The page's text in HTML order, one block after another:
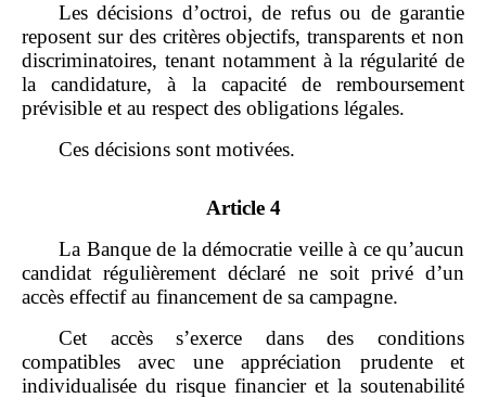
Les décisions d’octroi, de refus ou de garantie
reposent sur des critères objectifs, transparents et non
discriminatoires, tenant notamment à la régularité de
la candidature, à la capacité de remboursement
prévisible et au respect des obligations légales.
Ces décisions sont motivées.
Article 4
La Banque de la démocratie veille à ce qu’aucun
candidat régulièrement déclaré ne soit privé d’un
accès effectif au financement de sa campagne.
Cet accès s’exerce dans des conditions
compatibles avec une appréciation prudente et
individualisée du risque financier et la soutenabilité